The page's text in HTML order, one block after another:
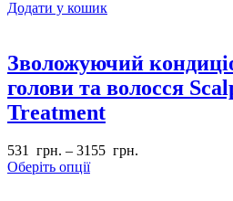
Додати у кошик
Зволожуючий
голови та волосся
Treatment
531 грн. – 3155 грн.
Оберіть опції